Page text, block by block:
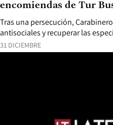
31 DICIEMBRE
Tras una persecución,
antisociales y recuperar las
encomiendas de Tur